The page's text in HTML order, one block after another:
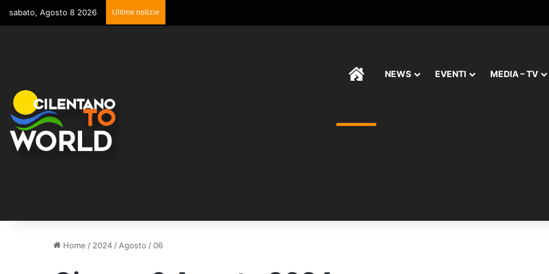
sabato, Agosto 8 2026 Ultime notizie
HOMENEWS EVENTI MEDIA – TV
Home / 2024 / Agosto /06